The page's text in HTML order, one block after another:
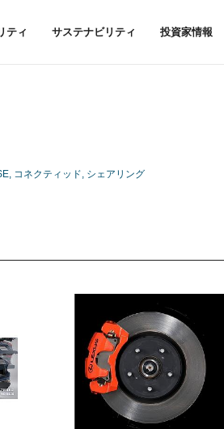
ティ サステナビリティ 投資家情報
コネクティッド シェアリング